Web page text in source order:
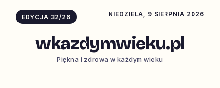
EDYCJA 32/26 NIEDZIELA, 9 SIERPNIA 2026
wkazdymwieku.pl
Piękna i zdrowa w każdym wieku